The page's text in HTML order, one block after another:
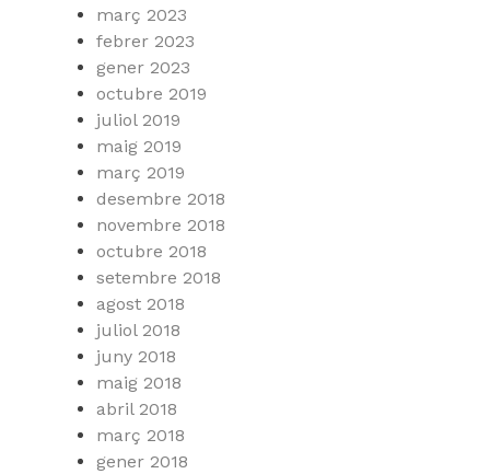
març 2023
febrer 2023
gener 2023
octubre 2019
juliol 2019
maig 2019
març 2019
desembre 2018
novembre 2018
octubre 2018
setembre 2018
agost 2018
juliol 2018
juny 2018
maig 2018
abril 2018
març 2018
gener 2018